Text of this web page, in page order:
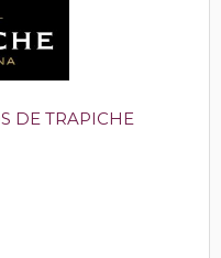
DE TRAPICHE